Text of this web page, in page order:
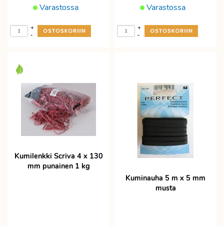
Varastossa
-
+
Varastossa
-
+
Kumilenkki Scriva 4 x 130
mm punainen 1 kg
Kuminauha 5 m x 5 mm
musta